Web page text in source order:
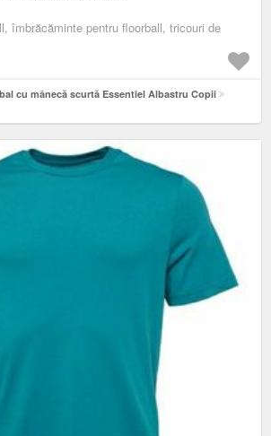
îmbrăcăminte pentru floorball, tricouri de
cu mânecă scurtă Essentiel Albastru Copii